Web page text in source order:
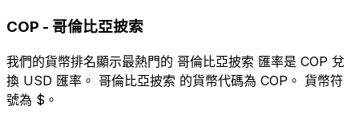
COP - 哥倫比亞披索
我們的貨幣排名顯示最熱門的 哥倫比亞披索 匯率是 COP 兌
換 USD 匯率。 哥倫比亞披索 的貨幣代碼為 COP。 貨幣符
號為 $。